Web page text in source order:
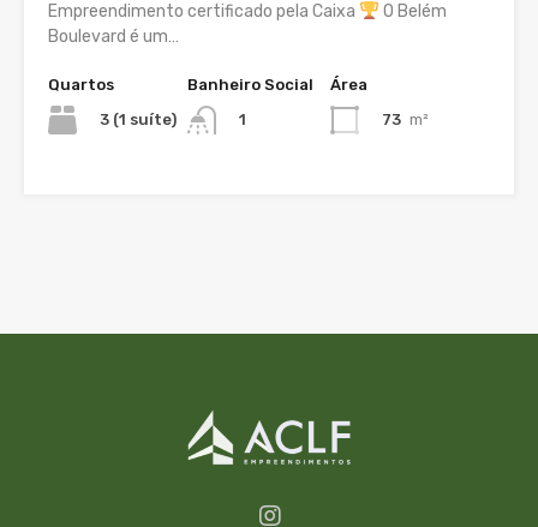
Empreendimento certificado pela Caixa
O Belém
Boulevard é um…
Quartos
3 (1 suíte)
Banheiro Social
1
Área
73 m²